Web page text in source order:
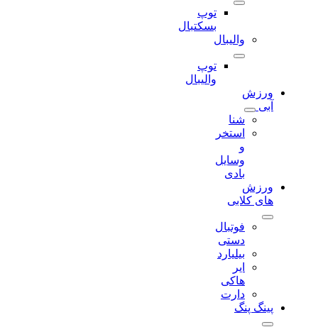
توپ
بسکتبال
والیبال
توپ
والیبال
ورزش
شنا
استخر
وسایل
ورزش
های کلابی
فوتبال
دستی
بیلیارد
دارت
پینگ پنگ